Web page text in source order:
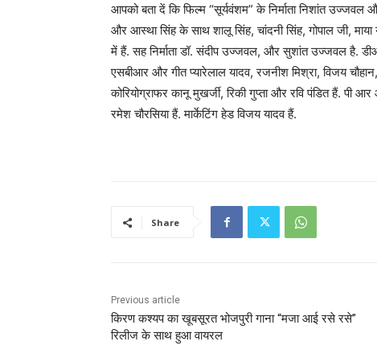
आपको बता दें कि फिल्म “सूर्यवंशम” के निर्माता निशांत
और आस्था सिंह के साथ शालू सिंह, चांदनी सिंह, गोपाल जी, माया
में हैं. सह निर्माता डॉ. संदीप उज्जवल, और सुशांत उज्जवल है.
एसबीआर और गीत प्यारेलाल यादव, रजनीश मिश्रा, विजय
कोरियोग्राफर कानू मुखर्जी, रिकी गुप्ता और रवि पंडित हैं. पी
रमेश चौरसिया हैं. मार्केटिंग हेड विजय यादव हैं.
Share
Previous article
किरण कश्यप का खूबसूरत भोजपुरी गाना “मजा आई रसे रसे”
रिलीज के साथ हुआ वायरल